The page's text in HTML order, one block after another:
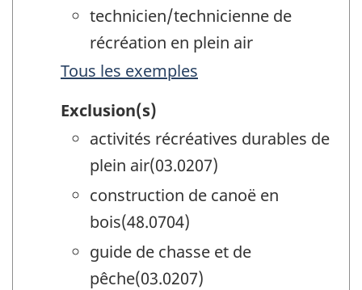
technicien/technicienne de
récréation en plein air
Tous les exemples
Exclusion(s)
activités récréatives durables de
plein air(03.0207)
construction de canoë en
bois(48.0704)
guide de chasse et de
pêche(03.0207)